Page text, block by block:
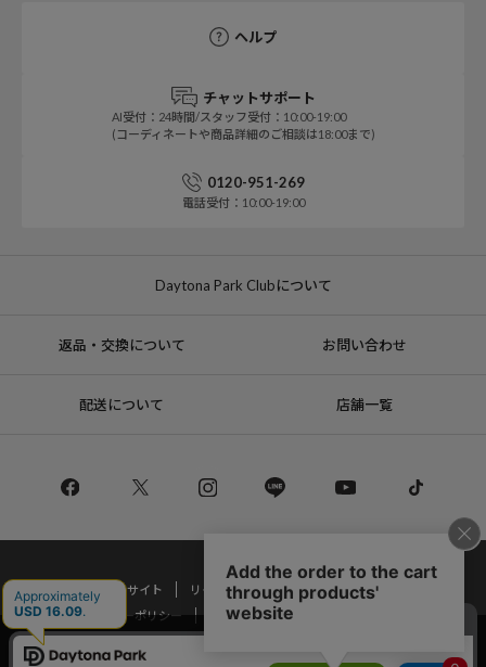
ヘルプ
チャットサポート
AI受付：24時間/スタッフ受付：10:00-19:00
(コーディネートや商品詳細のご相談は18:00まで)
0120-951-269
電話受付：10:00-19:00
Daytona Park Clubについて
返品・交換について お問い合わせ
配送について 店舗一覧
コーポレートサイト リクルート
サステナブルマークについて
プライバシーポリシー
特定商取引法・古物営業法に基づく表記
当サイトでは利用体験の向上およびコンテンツの最適な提供、トラフィック